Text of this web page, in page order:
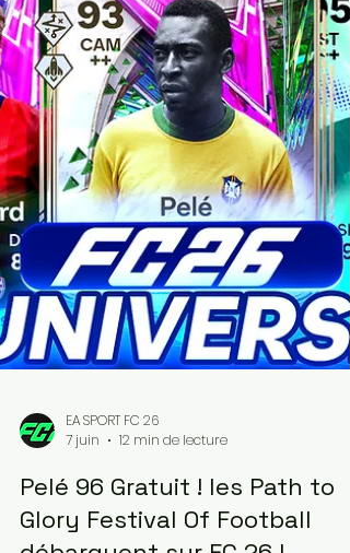
🆕L'article a été mis à jour le 12/07 à 09h05 (
Up CDM Jour 26 à 29 et LES CARTES TOUJOURS
EN COURSE POUR LA NOTE A 99) Je vous
rappelle que les articles sont gratuits et le
resteront pour FC 26 ! Pensez à mettre un
petit Like sur l'article ou un commentaire, on
prend souvent le temps sur Internet de râler
mais rarement de dire que c'est bien, donc
n'hésitez pas ❤️❤️ Les 2 liens juste en
vous permettront d'aider le site et de vous
rendre directement sur Instant Gaming